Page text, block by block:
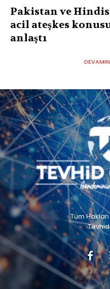
Pakistan ve
acil ateşkes
anlaştı
Tüm Hakları